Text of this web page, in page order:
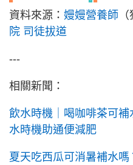
資料來源： 嫚嫚營養師
院 司徒拔道
---
相關新聞：
飲水時機｜喝咖啡茶可
水時機助通便減肥
夏天吃西瓜可消暑補水